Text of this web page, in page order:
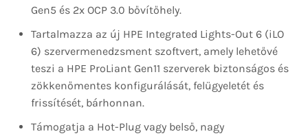
Gen5 és 2x OCP 3.0 bővítőhely.
Tartalmazza az új HPE Integrated Lights-Out 6 (iLO
6) szervermenedzsment szoftvert, amely lehetővé
teszi a HPE ProLiant Gen11 szerverek biztonságos és
zökkenőmentes konfigurálását, felügyeletét és
frissítését, bárhonnan.
Támogatja a Hot-Plug vagy belső, nagy